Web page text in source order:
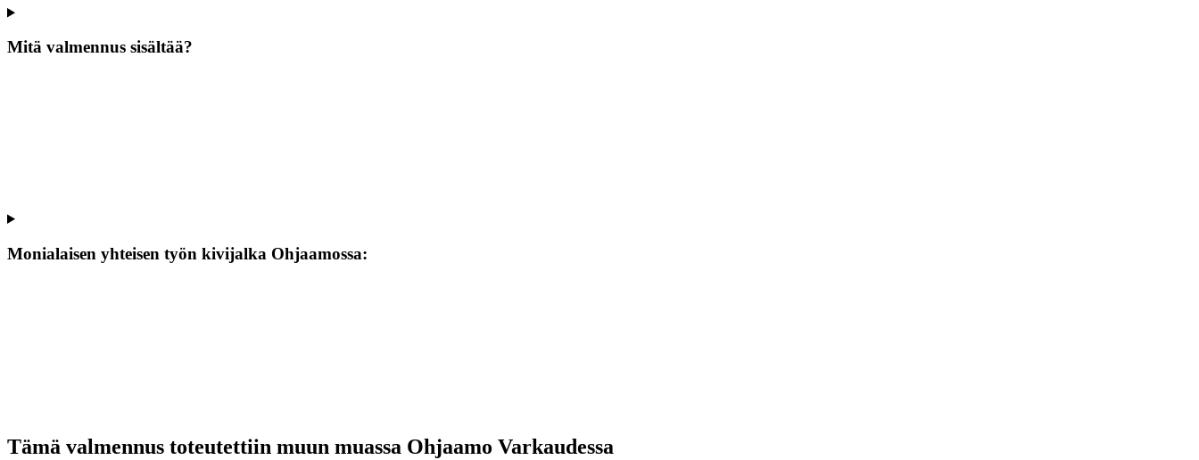
Mitä valmennus sisältää?
Monialaisen yhteisen työn kivijalka Ohjaamossa:
Tämä valmennus toteutettiin muun muassa Ohjaamo Varkaudessa